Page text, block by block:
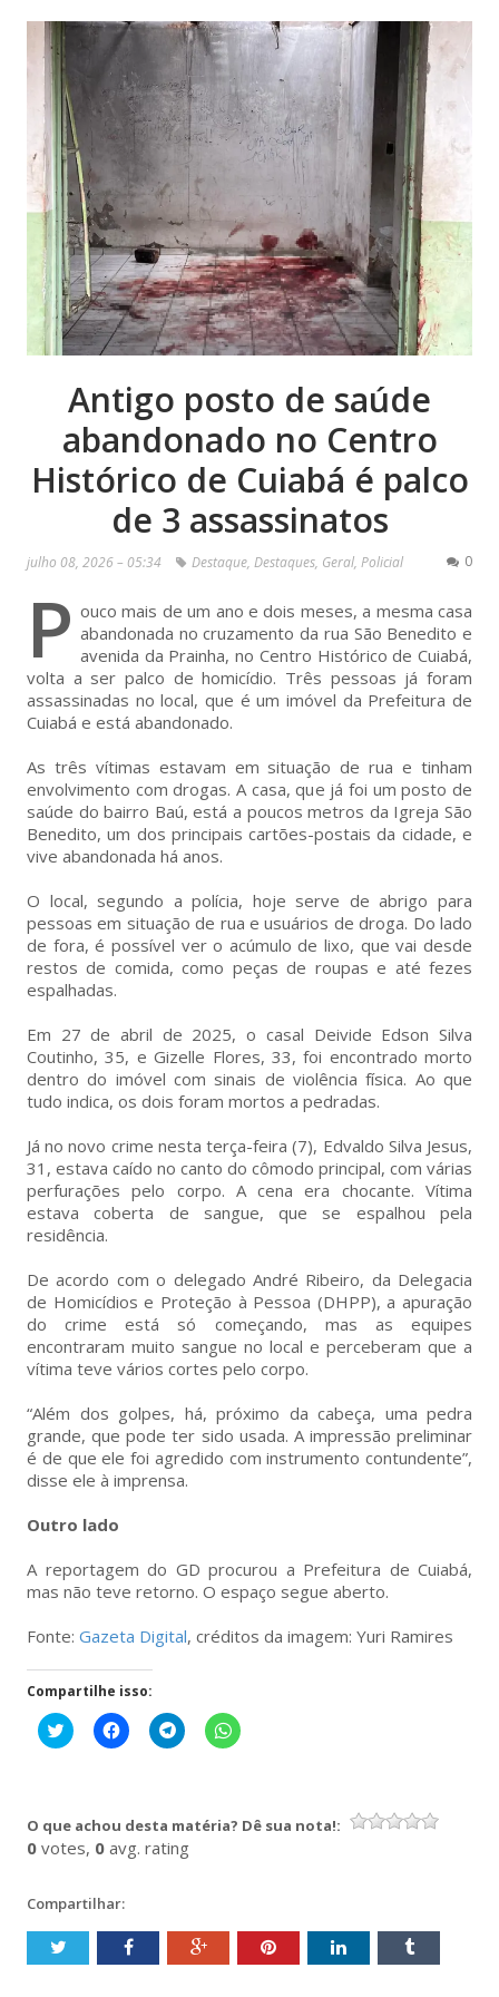
Antigo posto de saúde
abandonado no Centro
Histórico de Cuiabá é palco
de 3 assassinatos
julho 08, 2026 – 05:34 Destaque, Destaques, Geral, Policial 0
P ouco mais de um ano e dois meses, a mesma casa
abandonada no cruzamento da rua São Benedito e
avenida da Prainha, no Centro Histórico de Cuiabá,
volta a ser palco de homicídio. Três pessoas já foram
assassinadas no local, que é um imóvel da Prefeitura de
Cuiabá e está abandonado.
As três vítimas estavam em situação de rua e tinham
envolvimento com drogas. A casa, que já foi um posto de
saúde do bairro Baú, está a poucos metros da Igreja São
Benedito, um dos principais cartões-postais da cidade, e
vive abandonada há anos.
O local, segundo a polícia, hoje serve de abrigo para
pessoas em situação de rua e usuários de droga. Do lado
de fora, é possível ver o acúmulo de lixo, que vai desde
restos de comida, como peças de roupas e até fezes
espalhadas.
Em 27 de abril de 2025, o casal Deivide Edson Silva
Coutinho, 35, e Gizelle Flores, 33, foi encontrado morto
dentro do imóvel com sinais de violência física. Ao que
tudo indica, os dois foram mortos a pedradas.
Já no novo crime nesta terça-feira (7), Edvaldo Silva Jesus,
31, estava caído no canto do cômodo principal, com várias
perfurações pelo corpo. A cena era chocante. Vítima
estava coberta de sangue, que se espalhou pela
residência.
De acordo com o delegado André Ribeiro, da Delegacia
de Homicídios e Proteção à Pessoa (DHPP), a apuração
do crime está só começando, mas as equipes
encontraram muito sangue no local e perceberam que a
vítima teve vários cortes pelo corpo.
“Além dos golpes, há, próximo da cabeça, uma pedra
grande, que pode ter sido usada. A impressão preliminar
é de que ele foi agredido com instrumento contundente”,
disse ele à imprensa.
Outro lado
A reportagem do GD procurou a Prefeitura de Cuiabá,
mas não teve retorno. O espaço segue aberto.
Fonte: Gazeta Digital, créditos da imagem: Yuri Ramires
Compartilhe isso:
Clique
para
janela)
Clique
para
janela)
Clique
para
janela)
Clique
para
janela)
O que achou desta matéria? Dê sua nota!:
0 votes, 0 avg. rating
Compartilhar: